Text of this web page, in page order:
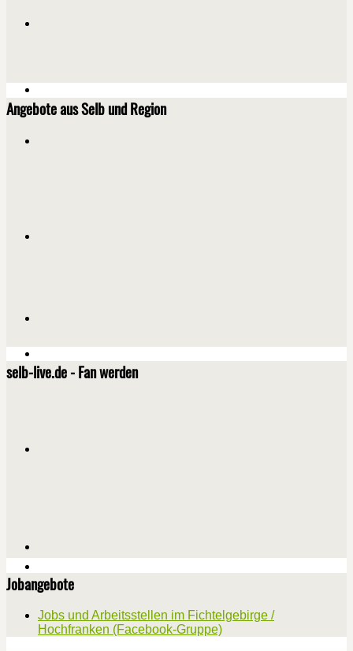
Angebote aus Selb und Region
selb-live.de - Fan werden
Jobangebote
Jobs und Arbeitsstellen im Fichtelgebirge /
Hochfranken (Facebook-Gruppe)